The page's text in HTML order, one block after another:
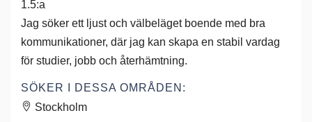
1.5:a
Jag söker ett ljust och välbeläget boende med bra
kommunikationer, där jag kan skapa en stabil vardag
för studier, jobb och återhämtning.
SÖKER I DESSA OMRÅDEN:
Stockholm